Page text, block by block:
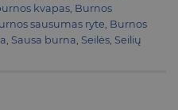
kvapas, Burnos
sausumas ryte, Burnos
, Sausa burna, Seilės, Seilių